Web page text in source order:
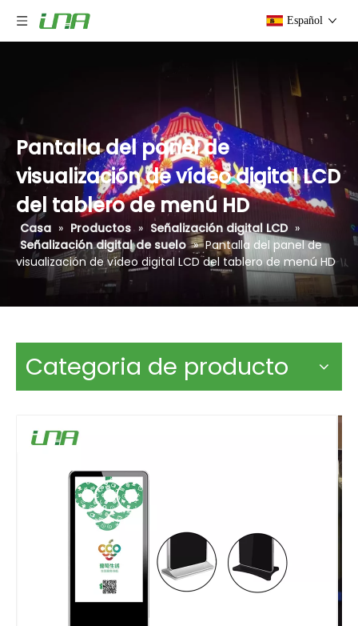
Español
Pantalla del panel de
visualización de vídeo digital LCD
del tablero de menú HD
Casa » Productos » Señalización digital LCD »
Señalización digital de suelo » Pantalla del panel de
visualización de vídeo digital LCD del tablero de menú HD
Categoria de producto